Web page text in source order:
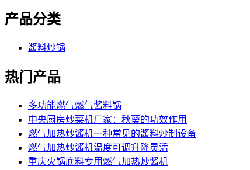
产品分类
酱料炒锅
热门产品
多功能燃气燃气酱料锅
中央厨房炒菜机厂家：秋葵的功效作用
燃气加热炒酱机一种常见的酱料炒制设备
燃气加热炒酱机温度可调升降灵活
重庆火锅底料专用燃气加热炒酱机